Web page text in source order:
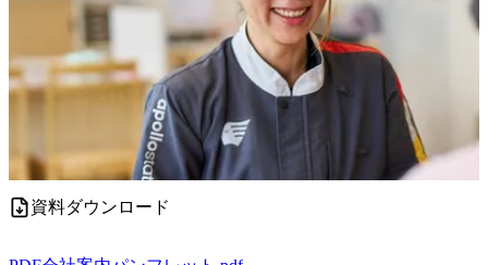
資料ダウンロード